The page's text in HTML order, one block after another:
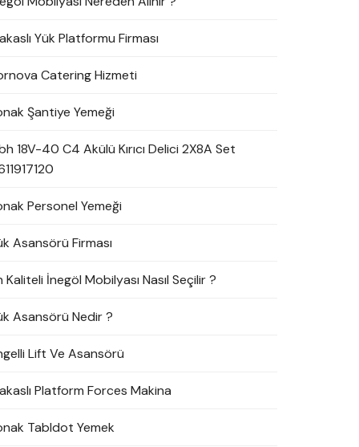
Yük Platformu Firması
Catering Hizmeti
Şantiye Yemeği
18V-40 C4 Akülü Kırıcı Delici 2X8A Set
Personel Yemeği
Asansörü Firması
Kaliteli İnegöl Mobilyası Nasıl Seçilir ?
Asansörü Nedir ?
Lift Ve Asansörü
Platform Forces Makina
Tabldot Yemek